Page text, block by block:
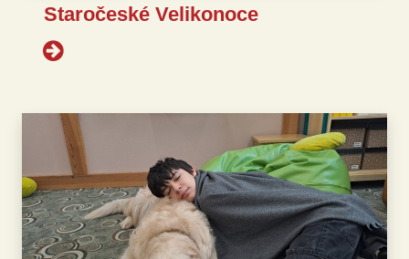
Staročeské Velikonoce